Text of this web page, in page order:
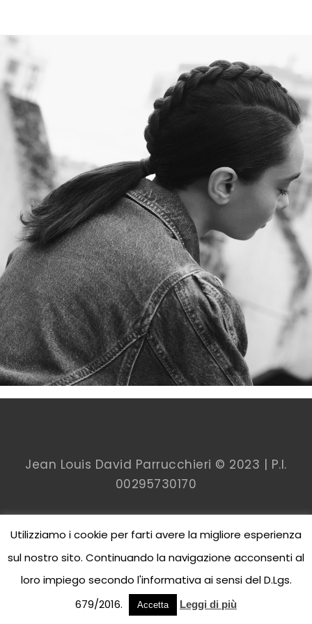
Jean Louis David Parrucchieri © 2023 | P.I.
00295730170
Utilizziamo i cookie per farti avere la migliore esperienza
sul nostro sito. Continuando la navigazione acconsenti al
loro impiego secondo l'informativa ai sensi del D.Lgs.
679/2016.
Accetta Leggi di più